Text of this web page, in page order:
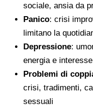
sociale, ansia da
Panico: crisi
limitano la
Depressione:
energia e
Problemi di
crisi, tradimenti,
sessuali